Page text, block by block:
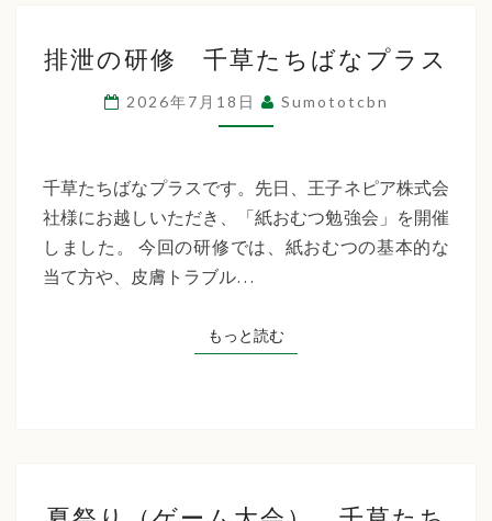
泄
の
研
千
草
た
な
排泄の研修 千草たちばなプラス
2026年7月18日 Sumototcbn
千草たちばなプラスです。先日、王子ネピア株式会
社様にお越しいただき、「紙おむつ勉強会」を開催
しました。 今回の研修では、紙おむつの基本的な
当て方や、皮膚トラブル…
もっと読むもっと読む